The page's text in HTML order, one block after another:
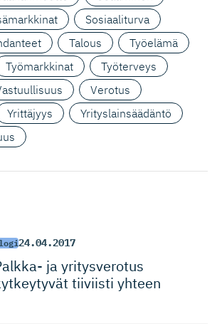
Sosiaaliturva
Talous
Työelämä
Työmarkkinat
Työterveys
Verotus
Yrittäjyys
Yrityslainsäädäntö
24.04.2017
ja yritysverotus
tiiviisti yhteen